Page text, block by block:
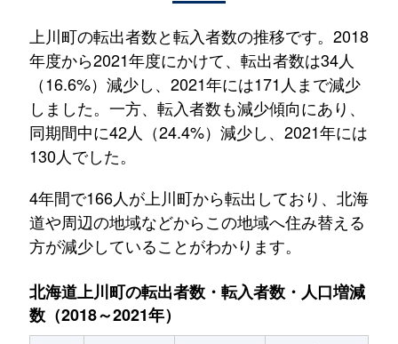
上川町の転出者数と転入者数の推移です。2018
年度から2021年度にかけて、転出者数は34人
（16.6%）減少し、2021年には171人まで減少
しました。一方、転入者数も減少傾向にあり、
同期間中に42人（24.4%）減少し、2021年には
130人でした。
4年間で166人が上川町から転出しており、北海
道や周辺の地域などからこの地域へ住み替える
方が減少していることがわかります。
北海道上川町の転出者数・転入者数・人口増減
数（2018～2021年）